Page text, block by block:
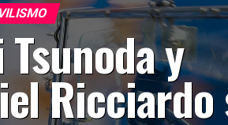
y
Ricciardo